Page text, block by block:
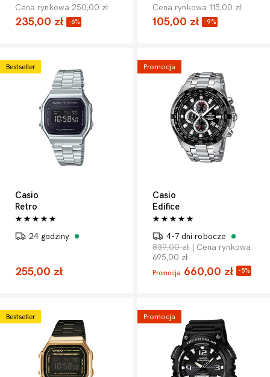
Cena rynkowa 250,00 zł
235,00 zł -6%
Cena rynkowa 115,00 zł
105,00 zł -9%
Bestseller
Casio
Retro
24 godziny
255,00 zł
Promocja
Casio
Edifice
4-7 dni robocze
839,00 zł | Cena rynkowa
695,00 zł
Promocja 660,00 zł -5%
Bestseller Promocja